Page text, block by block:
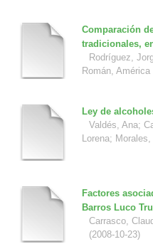
Comparación
tradicionales,
Rodríguez,
Román, América
Ley de
Valdés, Ana;
Lorena;
Factores
Barros Luco
Carrasco,
(2008-10-23)